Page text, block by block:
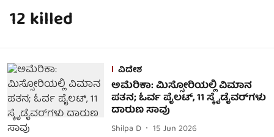
12 killed
ವಿದೇಶ
ಅಮೆರಿಕಾ: ಮಿಸ್ಸೋರಿಯಲ್ಲಿ ವಿಮಾನ
ಪತನ; ಓರ್ವ ಪೈಲಟ್‌, 11 ಸ್ಕೈಡೈವರ್‌ಗಳು
ದಾರುಣ ಸಾವು
Shilpa D
15 Jun 2026